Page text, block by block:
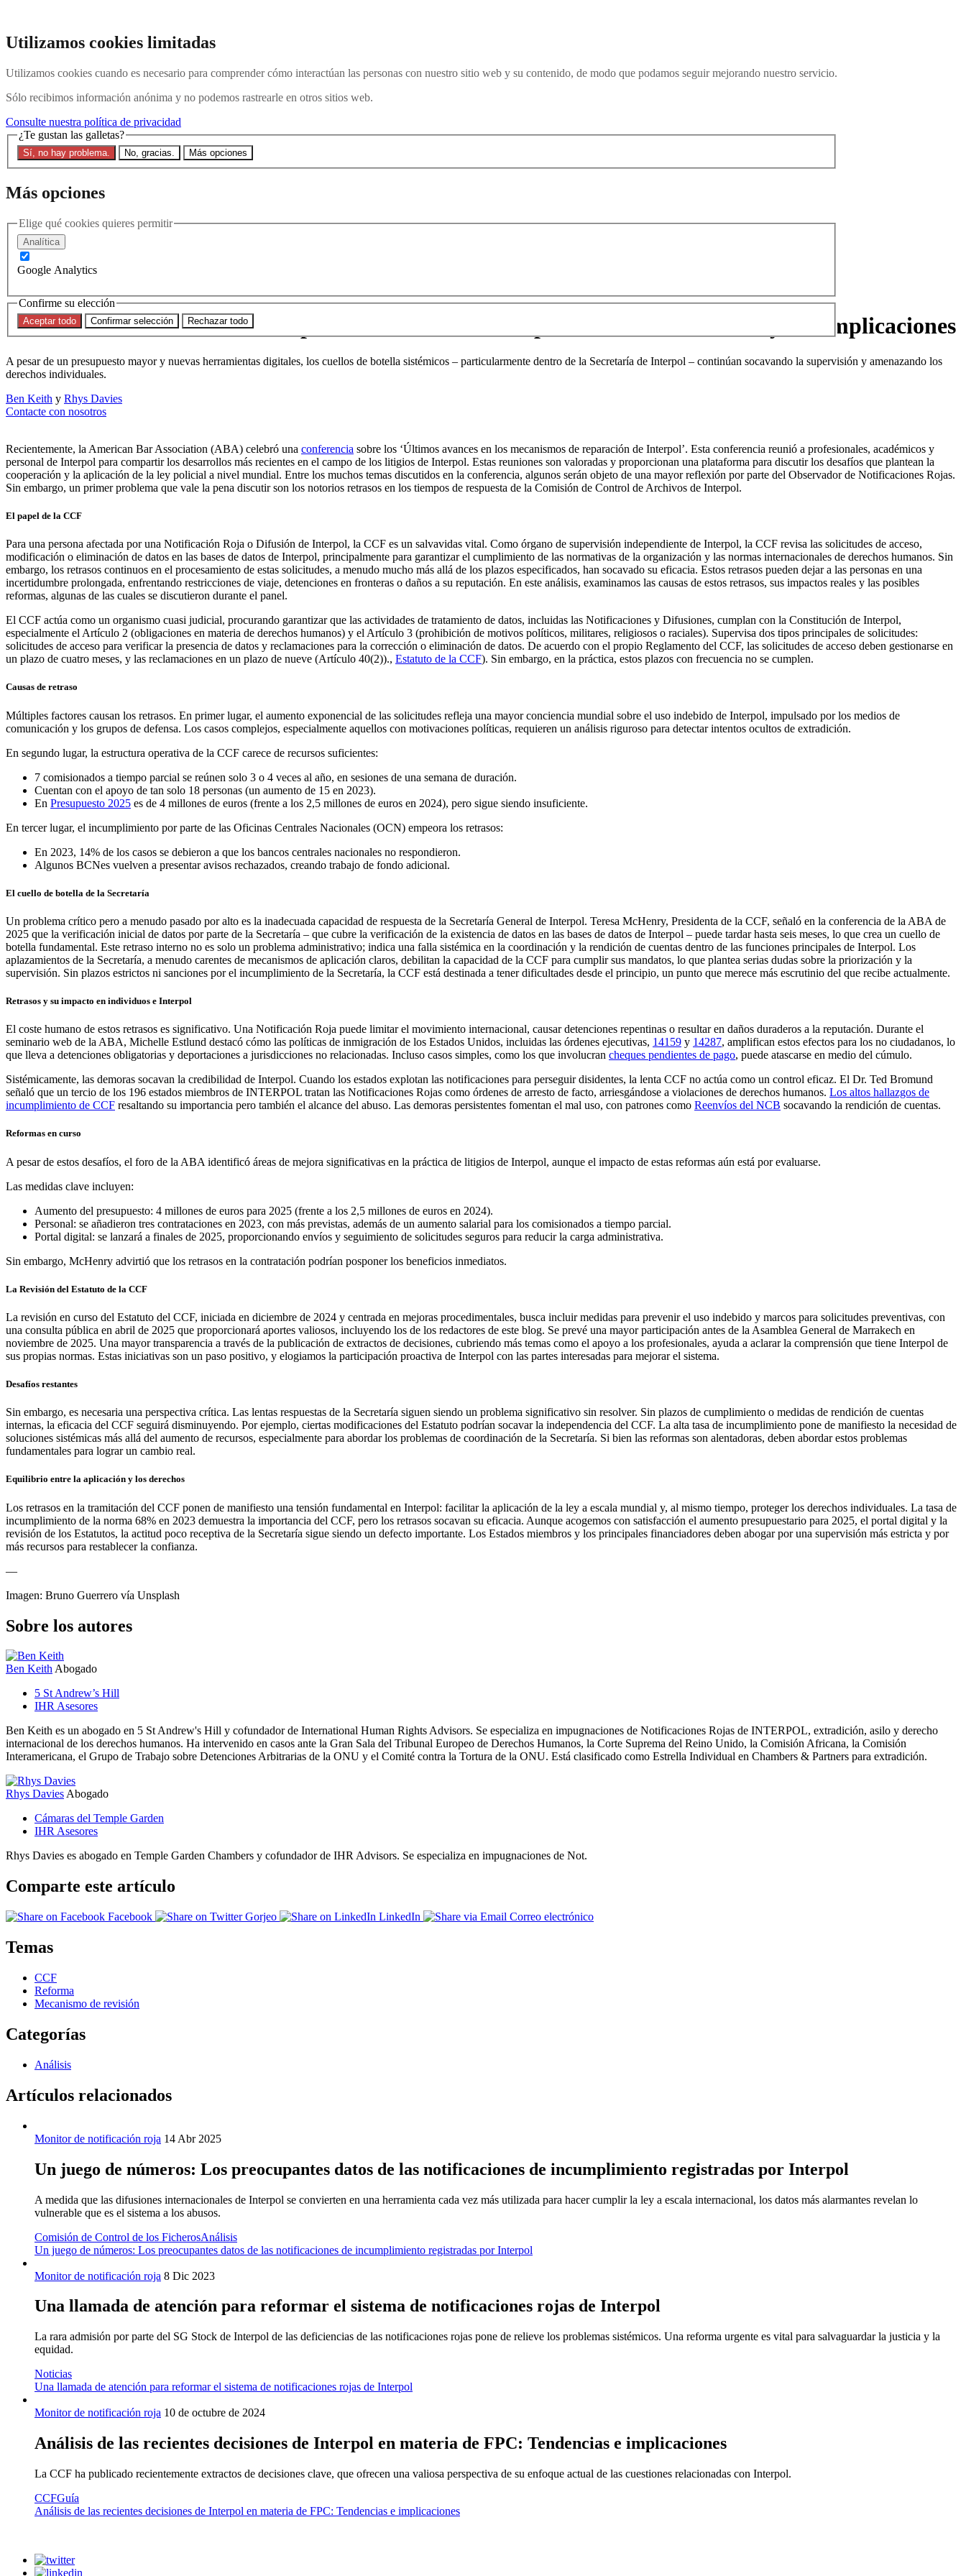
Utilizamos cookies limitadas
Utilizamos cookies cuando es necesario para comprender cómo interactúan las personas con nuestro sitio web y su contenido, de modo que podamos seguir mejorando nuestro servicio.
Sólo recibimos información anónima y no podemos rastrearle en otros sitios web.
Consulte nuestra política de privacidad
¿Te gustan las galletas?
Sí, no hay problema. No, gracias. Más opciones
Más opciones
Elige qué cookies quieres permitir
Analítica
Google Analytics
Confirme su elección
Aceptar todo Confirmar selección Rechazar todo
Buscar en
Póngase en contacto con nosotros
Acerca de
Explicación de Interpol
Eliminar una notificación roja
Contacte con nosotros
Buscar en el sitio
Buscar en el sitio web
Inicio
Última
Atascado en el sistema: desempacando los retrasos de procesamiento del CCF y sus implicaciones
Atascado en el sistema: desempacando los retrasos de procesamiento del CCF y sus implicaciones
A pesar de un presupuesto mayor y nuevas herramientas digitales, los cuellos de botella sistémicos – particularmente dentro de la Secretaría de Interpol – continúan socavando la supervisión y amenazando los
derechos individuales.
Ben Keith y Rhys Davies
Contacte con nosotros
Recientemente, la American Bar Association (ABA) celebró una conferencia sobre los ‘Últimos avances en los mecanismos de reparación de Interpol’. Esta conferencia reunió a profesionales, académicos y
personal de Interpol para compartir los desarrollos más recientes en el campo de los litigios de Interpol. Estas reuniones son valoradas y proporcionan una plataforma para discutir los desafíos que plantean la
cooperación y la aplicación de la ley policial a nivel mundial. Entre los muchos temas discutidos en la conferencia, algunos serán objeto de una mayor reflexión por parte del Observador de Notificaciones Rojas.
Sin embargo, un primer problema que vale la pena discutir son los notorios retrasos en los tiempos de respuesta de la Comisión de Control de Archivos de Interpol.
El papel de la CCF
Para una persona afectada por una Notificación Roja o Difusión de Interpol, la CCF es un salvavidas vital. Como órgano de supervisión independiente de Interpol, la CCF revisa las solicitudes de acceso,
modificación o eliminación de datos en las bases de datos de Interpol, principalmente para garantizar el cumplimiento de las normativas de la organización y las normas internacionales de derechos humanos. Sin
embargo, los retrasos continuos en el procesamiento de estas solicitudes, a menudo mucho más allá de los plazos especificados, han socavado su eficacia. Estos retrasos pueden dejar a las personas en una
incertidumbre prolongada, enfrentando restricciones de viaje, detenciones en fronteras o daños a su reputación. En este análisis, examinamos las causas de estos retrasos, sus impactos reales y las posibles
reformas, algunas de las cuales se discutieron durante el panel.
El CCF actúa como un organismo cuasi judicial, procurando garantizar que las actividades de tratamiento de datos, incluidas las Notificaciones y Difusiones, cumplan con la Constitución de Interpol,
especialmente el Artículo 2 (obligaciones en materia de derechos humanos) y el Artículo 3 (prohibición de motivos políticos, militares, religiosos o raciales). Supervisa dos tipos principales de solicitudes:
solicitudes de acceso para verificar la presencia de datos y reclamaciones para la corrección o eliminación de datos. De acuerdo con el propio Reglamento del CCF, las solicitudes de acceso deben gestionarse en
un plazo de cuatro meses, y las reclamaciones en un plazo de nueve (Artículo 40(2))., Estatuto de la CCF). Sin embargo, en la práctica, estos plazos con frecuencia no se cumplen.
Causas de retraso
Múltiples factores causan los retrasos. En primer lugar, el aumento exponencial de las solicitudes refleja una mayor conciencia mundial sobre el uso indebido de Interpol, impulsado por los medios de
comunicación y los grupos de defensa. Los casos complejos, especialmente aquellos con motivaciones políticas, requieren un análisis riguroso para detectar intentos ocultos de extradición.
En segundo lugar, la estructura operativa de la CCF carece de recursos suficientes:
7 comisionados a tiempo parcial se reúnen solo 3 o 4 veces al año, en sesiones de una semana de duración.
Cuentan con el apoyo de tan solo 18 personas (un aumento de 15 en 2023).
En Presupuesto 2025 es de 4 millones de euros (frente a los 2,5 millones de euros en 2024), pero sigue siendo insuficiente.
En tercer lugar, el incumplimiento por parte de las Oficinas Centrales Nacionales (OCN) empeora los retrasos:
En 2023, 14% de los casos se debieron a que los bancos centrales nacionales no respondieron.
Algunos BCNes vuelven a presentar avisos rechazados, creando trabajo de fondo adicional.
El cuello de botella de la Secretaría
Un problema crítico pero a menudo pasado por alto es la inadecuada capacidad de respuesta de la Secretaría General de Interpol. Teresa McHenry, Presidenta de la CCF, señaló en la conferencia de la ABA de
2025 que la verificación inicial de datos por parte de la Secretaría – que cubre la verificación de la existencia de datos en las bases de datos de Interpol – puede tardar hasta seis meses, lo que crea un cuello de
botella fundamental. Este retraso interno no es solo un problema administrativo; indica una falla sistémica en la coordinación y la rendición de cuentas dentro de las funciones principales de Interpol. Los
aplazamientos de la Secretaría, a menudo carentes de mecanismos de aplicación claros, debilitan la capacidad de la CCF para cumplir sus mandatos, lo que plantea serias dudas sobre la priorización y la
supervisión. Sin plazos estrictos ni sanciones por el incumplimiento de la Secretaría, la CCF está destinada a tener dificultades desde el principio, un punto que merece más escrutinio del que recibe actualmente.
Retrasos y su impacto en individuos e Interpol
El coste humano de estos retrasos es significativo. Una Notificación Roja puede limitar el movimiento internacional, causar detenciones repentinas o resultar en daños duraderos a la reputación. Durante el
seminario web de la ABA, Michelle Estlund destacó cómo las políticas de inmigración de los Estados Unidos, incluidas las órdenes ejecutivas, 14159 y 14287, amplifican estos efectos para los no ciudadanos, lo
que lleva a detenciones obligatorias y deportaciones a jurisdicciones no relacionadas. Incluso casos simples, como los que involucran cheques pendientes de pago, puede atascarse en medio del cúmulo.
Sistémicamente, las demoras socavan la credibilidad de Interpol. Cuando los estados explotan las notificaciones para perseguir disidentes, la lenta CCF no actúa como un control eficaz. El Dr. Ted Bromund
señaló que un tercio de los 196 estados miembros de INTERPOL tratan las Notificaciones Rojas como órdenes de arresto de facto, arriesgándose a violaciones de derechos humanos. Los altos hallazgos de
incumplimiento de CCF resaltando su importancia pero también el alcance del abuso. Las demoras persistentes fomentan el mal uso, con patrones como Reenvíos del NCB socavando la rendición de cuentas.
Reformas en curso
A pesar de estos desafíos, el foro de la ABA identificó áreas de mejora significativas en la práctica de litigios de Interpol, aunque el impacto de estas reformas aún está por evaluarse.
Las medidas clave incluyen:
Aumento del presupuesto: 4 millones de euros para 2025 (frente a los 2,5 millones de euros en 2024).
Personal: se añadieron tres contrataciones en 2023, con más previstas, además de un aumento salarial para los comisionados a tiempo parcial.
Portal digital: se lanzará a finales de 2025, proporcionando envíos y seguimiento de solicitudes seguros para reducir la carga administrativa.
Sin embargo, McHenry advirtió que los retrasos en la contratación podrían posponer los beneficios inmediatos.
La Revisión del Estatuto de la CCF
La revisión en curso del Estatuto del CCF, iniciada en diciembre de 2024 y centrada en mejoras procedimentales, busca incluir medidas para prevenir el uso indebido y marcos para solicitudes preventivas, con
una consulta pública en abril de 2025 que proporcionará aportes valiosos, incluyendo los de los redactores de este blog. Se prevé una mayor participación antes de la Asamblea General de Marrakech en
noviembre de 2025. Una mayor transparencia a través de la publicación de extractos de decisiones, cubriendo más temas como el apoyo a los profesionales, ayuda a aclarar la comprensión que tiene Interpol de
sus propias normas. Estas iniciativas son un paso positivo, y elogiamos la participación proactiva de Interpol con las partes interesadas para mejorar el sistema.
Desafíos restantes
Sin embargo, es necesaria una perspectiva crítica. Las lentas respuestas de la Secretaría siguen siendo un problema significativo sin resolver. Sin plazos de cumplimiento o medidas de rendición de cuentas
internas, la eficacia del CCF seguirá disminuyendo. Por ejemplo, ciertas modificaciones del Estatuto podrían socavar la independencia del CCF. La alta tasa de incumplimiento pone de manifiesto la necesidad de
soluciones sistémicas más allá del aumento de recursos, especialmente para abordar los problemas de coordinación de la Secretaría. Si bien las reformas son alentadoras, deben abordar estos problemas
fundamentales para lograr un cambio real.
Equilibrio entre la aplicación y los derechos
Los retrasos en la tramitación del CCF ponen de manifiesto una tensión fundamental en Interpol: facilitar la aplicación de la ley a escala mundial y, al mismo tiempo, proteger los derechos individuales. La tasa de
incumplimiento de la norma 68% en 2023 demuestra la importancia del CCF, pero los retrasos socavan su eficacia. Aunque acogemos con satisfacción el aumento presupuestario para 2025, el portal digital y la
revisión de los Estatutos, la actitud poco receptiva de la Secretaría sigue siendo un defecto importante. Los Estados miembros y los principales financiadores deben abogar por una supervisión más estricta y por
más recursos para restablecer la confianza.
—
Imagen: Bruno Guerrero vía Unsplash
Sobre los autores
Ben KeithAbogado
5 St Andrew’s Hill
IHR Asesores
Ben Keith es un abogado en 5 St Andrew's Hill y cofundador de International Human Rights Advisors. Se especializa en impugnaciones de Notificaciones Rojas de INTERPOL, extradición, asilo y derecho
internacional de los derechos humanos. Ha intervenido en casos ante la Gran Sala del Tribunal Europeo de Derechos Humanos, la Corte Suprema del Reino Unido, la Comisión Africana, la Comisión
Interamericana, el Grupo de Trabajo sobre Detenciones Arbitrarias de la ONU y el Comité contra la Tortura de la ONU. Está clasificado como Estrella Individual en Chambers & Partners para extradición.
Rhys DaviesAbogado
Cámaras del Temple Garden
IHR Asesores
Rhys Davies es abogado en Temple Garden Chambers y cofundador de IHR Advisors. Se especializa en impugnaciones de Not.
Comparte este artículo
Facebook Gorjeo LinkedIn Correo electrónico
Temas
CCF
Reforma
Mecanismo de revisión
Categorías
Análisis
Artículos relacionados
Monitor de notificación roja 14 Abr 2025
Un juego de números: Los preocupantes datos de las notificaciones de incumplimiento registradas por Interpol
A medida que las difusiones internacionales de Interpol se convierten en una herramienta cada vez más utilizada para hacer cumplir la ley a escala internacional, los datos más alarmantes revelan lo
vulnerable que es el sistema a los abusos.
Comisión de Control de los FicherosAnálisis
Un juego de números: Los preocupantes datos de las notificaciones de incumplimiento registradas por Interpol
Monitor de notificación roja 8 Dic 2023
Una llamada de atención para reformar el sistema de notificaciones rojas de Interpol
La rara admisión por parte del SG Stock de Interpol de las deficiencias de las notificaciones rojas pone de relieve los problemas sistémicos. Una reforma urgente es vital para salvaguardar la justicia y la
equidad.
Noticias
Una llamada de atención para reformar el sistema de notificaciones rojas de Interpol
Monitor de notificación roja 10 de octubre de 2024
Análisis de las recientes decisiones de Interpol en materia de FPC: Tendencias e implicaciones
La CCF ha publicado recientemente extractos de decisiones clave, que ofrecen una valiosa perspectiva de su enfoque actual de las cuestiones relacionadas con Interpol.
CCFGuía
Análisis de las recientes decisiones de Interpol en materia de FPC: Tendencias e implicaciones